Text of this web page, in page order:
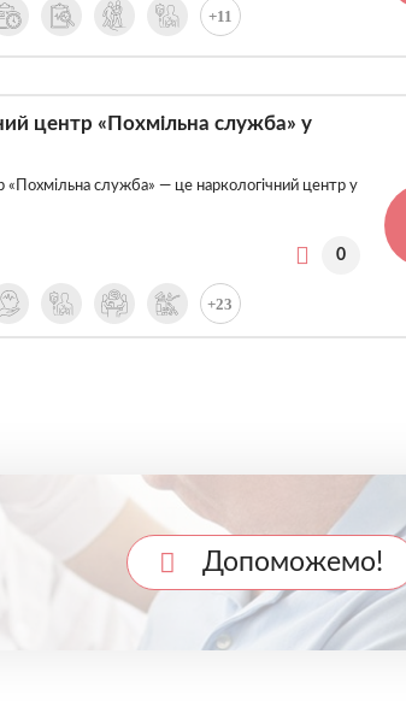
+11
центр «Похмільна служба» у
«Похмільна служба» — це наркологічний центр у
0
+23
Допоможемо!